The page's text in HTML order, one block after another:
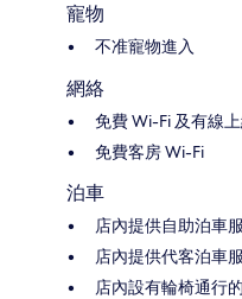
寵物
不准寵物進入
網絡
免費 Wi-Fi 及有線
免費客房 Wi-Fi
泊車
店內提供自助泊車
店內提供代客泊車
店內設有輪椅通行